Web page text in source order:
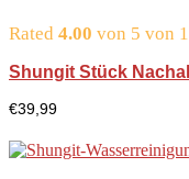
Rated 4.00 von 5 von 1
Shungit Stück
€39,99